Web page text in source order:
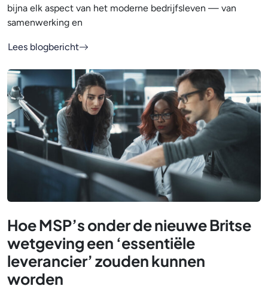
bijna elk aspect van het moderne bedrijfsleven — van
samenwerking en
Lees blogbericht
Hoe MSP’s onder de nieuwe Britse
wetgeving een ‘essentiële
leverancier’ zouden kunnen
worden